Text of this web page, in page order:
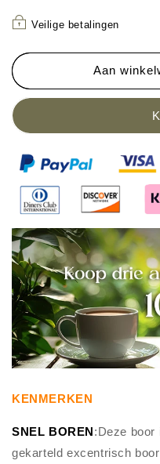
Materialen
💪
Materialen
💪
Veilige betalingen
Aan
KENMERKEN
SNEL BOREN:Deze boor
gekarteld excentrisch